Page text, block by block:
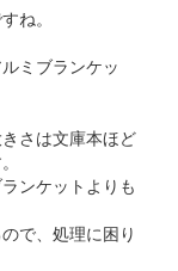
ね。
ミブランケッ
さは文庫本ほど
ンケットよりも
で、処理に困り